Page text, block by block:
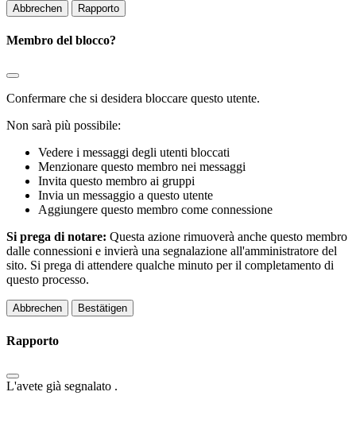
Rapporto
Membro del blocco?
Confermare che si desidera bloccare questo utente.
Non sarà più possibile:
Vedere i messaggi degli utenti bloccati
Menzionare questo membro nei messaggi
Invita questo membro ai gruppi
Invia un messaggio a questo utente
Aggiungere questo membro come connessione
Si prega di notare: Questa azione rimuoverà anche questo membro
dalle connessioni e invierà una segnalazione all'amministratore del
sito. Si prega di attendere qualche minuto per il completamento di
questo processo.
Bestätigen
Rapporto
L'avete già segnalato .